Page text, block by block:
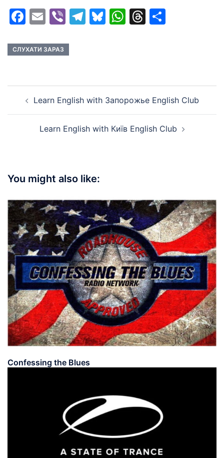
Facebook
EmailViberTelegram
Bluesky
WhatsApp
Threads
СЛУХАТИ ЗАРАЗ
navigation
Learn English with Запорожье English Club
Learn English with Київ English Club
You might also like:
Confessing the Blues